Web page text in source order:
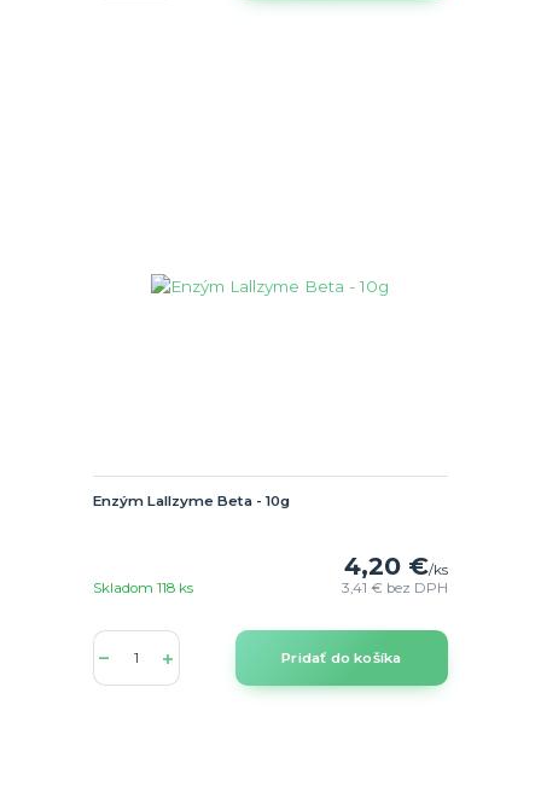
Enzým Lallzyme Beta - 10g
4,20 €/ks
3,41 € bez DPH
Skladom 118 ks
Pridať do košíka